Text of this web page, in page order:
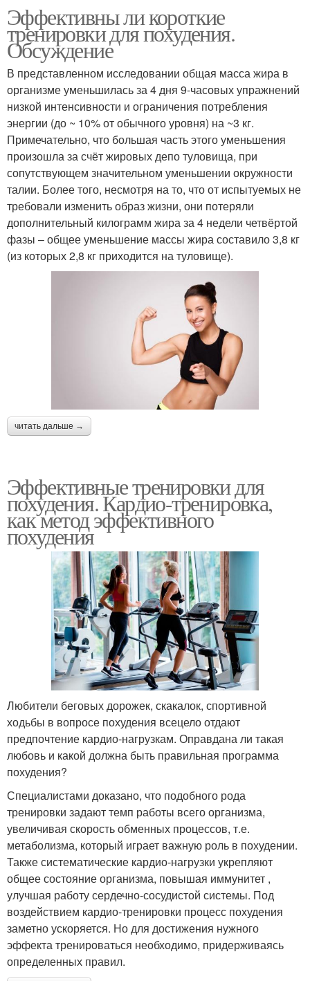
Эффективны ли короткие
тренировки для похудения.
Обсуждение
В представленном исследовании общая масса жира в
организме уменьшилась за 4 дня 9-часовых упражнений
низкой интенсивности и ограничения потребления
энергии (до ~ 10% от обычного уровня) на ~3 кг.
Примечательно, что большая часть этого уменьшения
произошла за счёт жировых депо туловища, при
сопутствующем значительном уменьшении окружности
талии. Более того, несмотря на то, что от испытуемых не
требовали изменить образ жизни, они потеряли
дополнительный килограмм жира за 4 недели четвёртой
фазы – общее уменьшение массы жира составило 3,8 кг
(из которых 2,8 кг приходится на туловище).
читать дальше →
Эффективные тренировки для
похудения. Кардио-тренировка,
как метод эффективного
похудения
Любители беговых дорожек, скакалок, спортивной
ходьбы в вопросе похудения всецело отдают
предпочтение кардио-нагрузкам. Оправдана ли такая
любовь и какой должна быть правильная программа
похудения?
Специалистами доказано, что подобного рода
тренировки задают темп работы всего организма,
увеличивая скорость обменных процессов, т.е.
метаболизма, который играет важную роль в похудении.
Также систематические кардио-нагрузки укрепляют
общее состояние организма, повышая иммунитет ,
улучшая работу сердечно-сосудистой системы. Под
воздействием кардио-тренировки процесс похудения
заметно ускоряется. Но для достижения нужного
эффекта тренироваться необходимо, придерживаясь
определенных правил.